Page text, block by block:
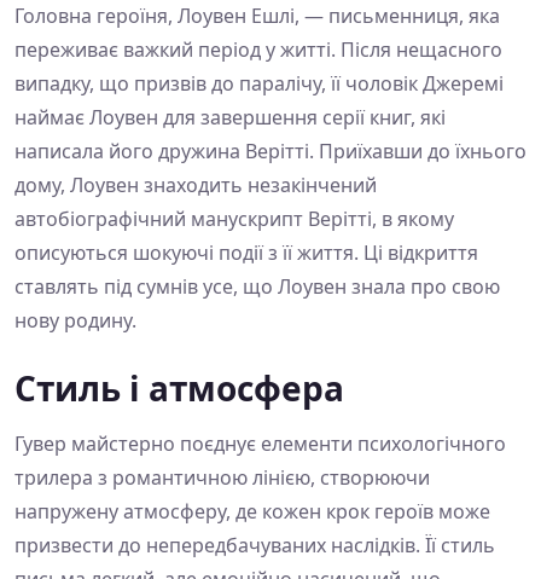
Головна героїня, Лоувен Ешлі, — письменниця, яка
переживає важкий період у житті. Після нещасного
випадку, що призвів до паралічу, її чоловік Джеремі
наймає Лоувен для завершення серії книг, які
написала його дружина Верітті. Приїхавши до їхнього
дому, Лоувен знаходить незакінчений
автобіографічний манускрипт Верітті, в якому
описуються шокуючі події з її життя. Ці відкриття
ставлять під сумнів усе, що Лоувен знала про свою
нову родину.
Стиль і атмосфера
Гувер майстерно поєднує елементи психологічного
трилера з романтичною лінією, створюючи
напружену атмосферу, де кожен крок героїв може
призвести до непередбачуваних наслідків. Її стиль